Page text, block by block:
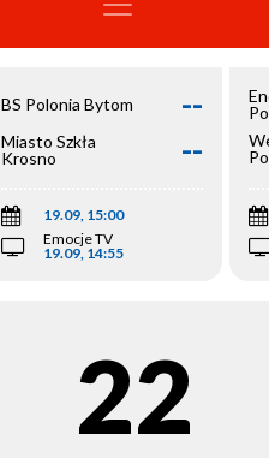
BS Polonia Bytom --
Miasto Szkła
Krosno
--
19.09, 15:00
Emocje TV
19.09, 14:55
22